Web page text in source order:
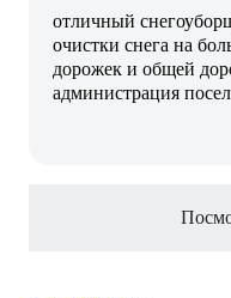
отличный
очистки снега на
дорожек и общей
администрация